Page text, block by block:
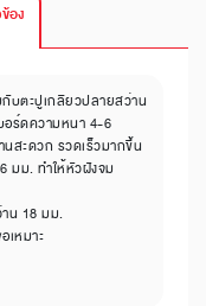
อง
บตะปูเกลียวปลายสว่าน
อร์ดความหนา 4-6
นสะดวก รวดเร็วมากขึ้น
มม. ทำให้หัวฝังจม
น 18 มม.
เหมาะ